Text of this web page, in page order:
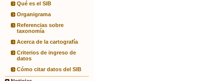
Qué es el SIB
Organigrama
Referencias sobre
taxonomía
Acerca de la cartografía
Criterios de ingreso de
datos
Cómo citar datos del SIB